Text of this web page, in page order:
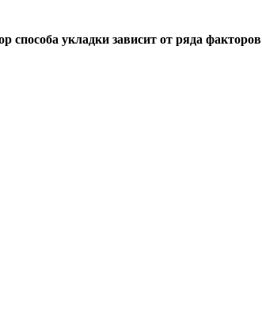
укладки зависит от ряда факторов